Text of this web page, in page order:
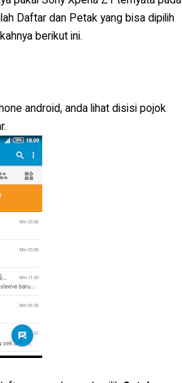
Daftar dan Petak yang bisa dipilih
berikut ini.
android, anda lihat disisi pojok